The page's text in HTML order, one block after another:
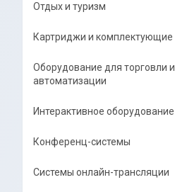
Отдых и туризм
Картриджи и комплектующие
Оборудование для торговли и
автоматизации
Интерактивное оборудование
Конференц-системы
Системы онлайн-трансляции